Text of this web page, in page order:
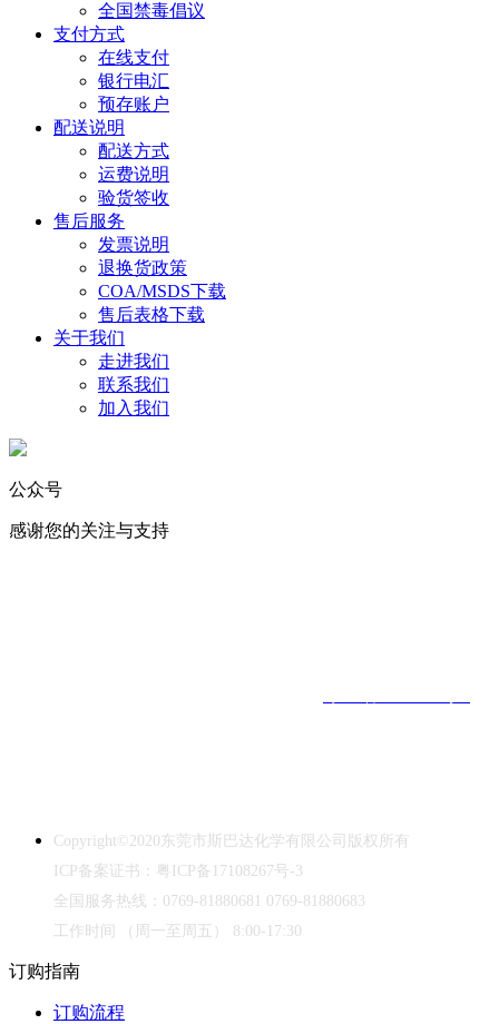
全国禁毒倡议
支付方式
在线支付
银行电汇
预存账户
配送说明
配送方式
运费说明
验货签收
售后服务
发票说明
退换货政策
COA/MSDS下载
售后表格下载
关于我们
走进我们
联系我们
加入我们
公众号
感谢您的关注与支持
Copyright©2020 东莞市斯巴达化学有限公司版权所有
ICP备案证书：粤 ICP备 17108267号-3
全国服务热线： 0769-81880681 0769-81880683
工作时间
（周一至周五） 8:00-17:30
订购指南
订购流程